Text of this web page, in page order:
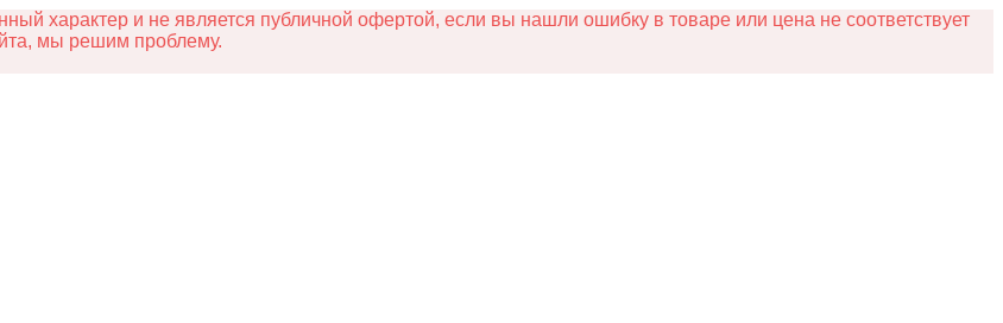
характер и не является публичной офертой, если вы нашли ошибку в товаре или цена не соответствует
мы решим проблему.